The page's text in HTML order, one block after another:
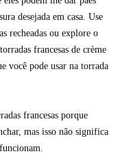
desejada em casa. Use
recheadas ou explore o
francesas de crème
você pode usar na torrada
francesas porque
mas isso não significa